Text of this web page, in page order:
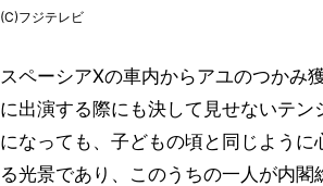
(C)フジテレビ
スペーシアXの車内からアユのつかみ
に出演する際にも決して見せないテ
になっても、子どもの頃と同じよう
る光景であり、このうちの一人が内